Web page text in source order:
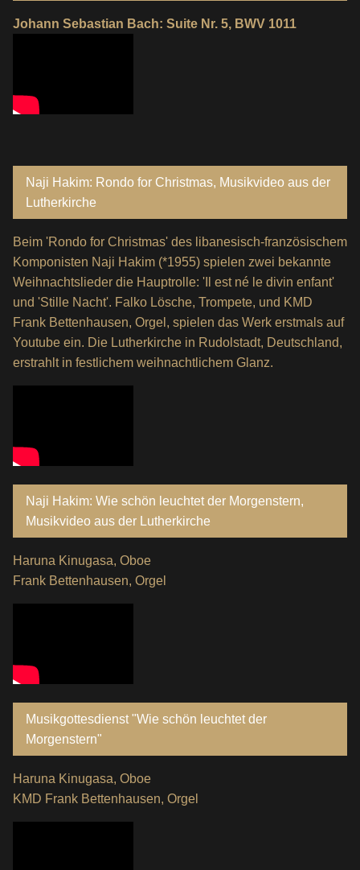
Johann Sebastian Bach: Suite Nr. 5, BWV 1011
Naji Hakim: Rondo for Christmas, Musikvideo aus der
Lutherkirche
Beim 'Rondo for Christmas' des libanesisch-französischem
Komponisten Naji Hakim (*1955) spielen zwei bekannte
Weihnachtslieder die Hauptrolle: 'Il est né le divin enfant'
und 'Stille Nacht'. Falko Lösche, Trompete, und KMD
Frank Bettenhausen, Orgel, spielen das Werk erstmals auf
Youtube ein. Die Lutherkirche in Rudolstadt, Deutschland,
erstrahlt in festlichem weihnachtlichem Glanz.
Naji Hakim: Wie schön leuchtet der Morgenstern,
Musikvideo aus der Lutherkirche
Haruna Kinugasa, Oboe
Frank Bettenhausen, Orgel
Musikgottesdienst "Wie schön leuchtet der
Morgenstern"
Haruna Kinugasa, Oboe
KMD Frank Bettenhausen, Orgel